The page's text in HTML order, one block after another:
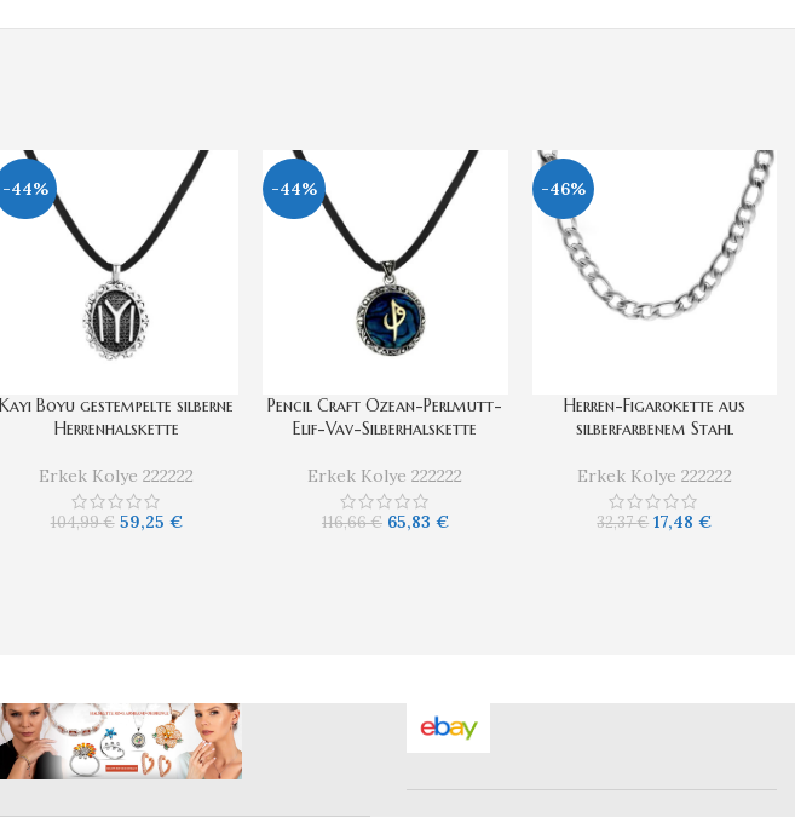
-44%
Kayı Boyu gestempelte silberne
Herrenhalskette
Erkek Kolye 222222
104,99€ 59,25 €
-44%
Pencil Craft Ozean-Perlmutt-
Elif-Vav-Silberhalskette
Erkek Kolye 222222
116,66€ 65,83 €
-46%
Herren-Figarokette aus
silberfarbenem Stahl
Erkek Kolye 222222
32,37€ 17,48€